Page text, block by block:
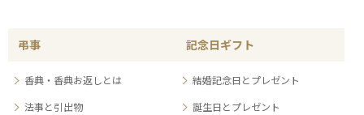
弔事
香典・香典お返しとは
法事と引出物
記念日ギフト
結婚記念日とプレゼント
誕生日とプレゼント